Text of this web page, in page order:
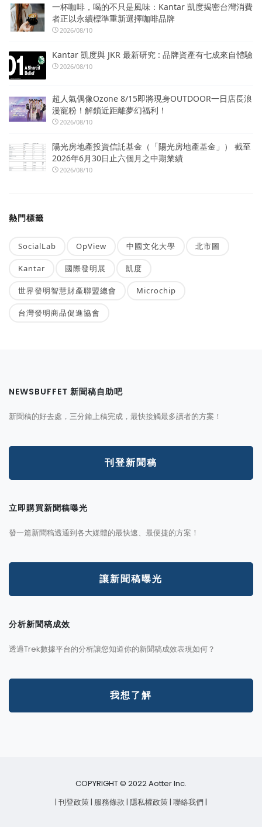
一杯咖啡，喝的不只是風味：Kantar 凱度揭密台灣消費
者正以永續標準重新選擇咖啡品牌
2026/08/10
Kantar 凱度與 JKR 最新研究 : 品牌資產有七成來自體驗
2026/08/10
超人氣偶像Ozone 8/15即將現身OUTDOOR一日店長浪
漫寵粉！解鎖近距離夢幻福利！
2026/08/10
陽光房地產投資信託基金（「陽光房地產基金」） 截至
2026年6月30日止六個月之中期業績
2026/08/10
熱門標籤
SocialLab OpView 中國文化大學 北市圖
Kantar 國際發明展 凱度
世界發明智慧財產聯盟總會 Microchip
台灣發明商品促進協會
NEWSBUFFET 新聞稿自助吧
新聞稿的好去處，三分鐘上稿完成，最快接觸最多讀者的方案！
刊登新聞稿
立即購買新聞稿曝光
發一篇新聞稿透通到各大媒體的最快速、最便捷的方案！
讓新聞稿曝光
分析新聞稿成效
透過Trek數據平台的分析讓您知道你的新聞稿成效表現如何？
我想了解
COPYRIGHT © 2022 Aotter Inc.
| 刊登政策| 服務條款| 隱私權政策| 聯絡我們 |